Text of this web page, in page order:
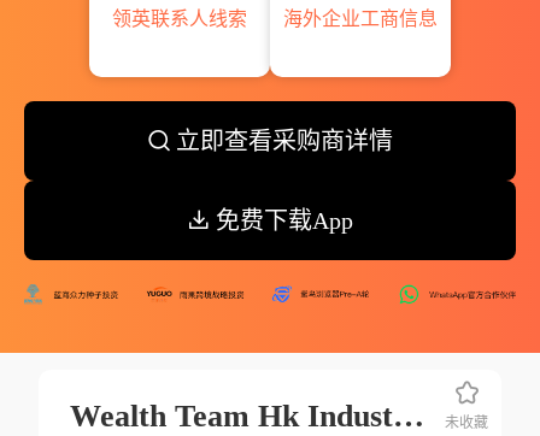
领英联系人线索
海外企业工商信息
立即查看采购商详情
免费下载App
Wealth Team Hk Industries Co.ltd. 未收藏